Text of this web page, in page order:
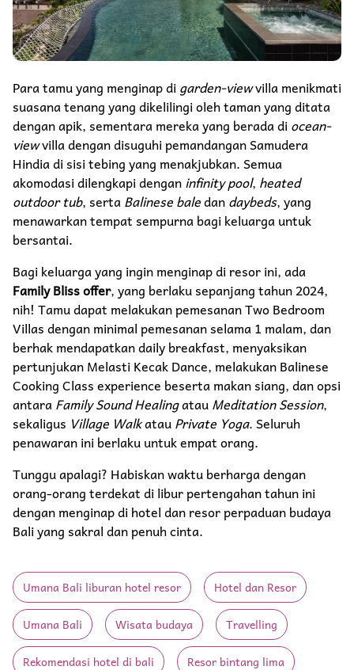
Para tamu yang menginap di garden-viewvilla menikmati
suasana tenang yang dikelilingi oleh taman yang ditata
dengan apik, sementara mereka yang berada di ocean-
viewvilla dengan disuguhi pemandangan Samudera
Hindia di sisi tebing yang menakjubkan. Semua
akomodasi dilengkapi denganinfinity pool, heated
outdoor tub, sertaBalinese baledandaybeds, yang
menawarkan tempat sempurna bagi keluarga untuk
bersantai.
Bagi keluarga yang ingin menginap di resor ini, ada
Family Bliss offer, yang berlaku sepanjang tahun 2024,
nih! Tamu dapat melakukan pemesanan Two Bedroom
Villas dengan minimal pemesanan selama 1 malam, dan
berhak mendapatkan daily breakfast, menyaksikan
pertunjukan Melasti Kecak Dance, melakukan Balinese
Cooking Class experience beserta makan siang, dan opsi
antaraFamily Sound HealingatauMeditation Session,
sekaligus Village WalkatauPrivate Yoga. Seluruh
penawaran ini berlaku untuk empat orang.
Tunggu apalagi? Habiskan waktu berharga dengan
orang-orang terdekat di libur pertengahan tahun ini
dengan menginap di hotel dan resor perpaduan budaya
Bali yang sakral dan penuh cinta.
Umana Bali liburan hotel resor Hotel dan Resor
Umana Bali Wisata budaya Travelling
Rekomendasi hotel di bali Resor bintang lima